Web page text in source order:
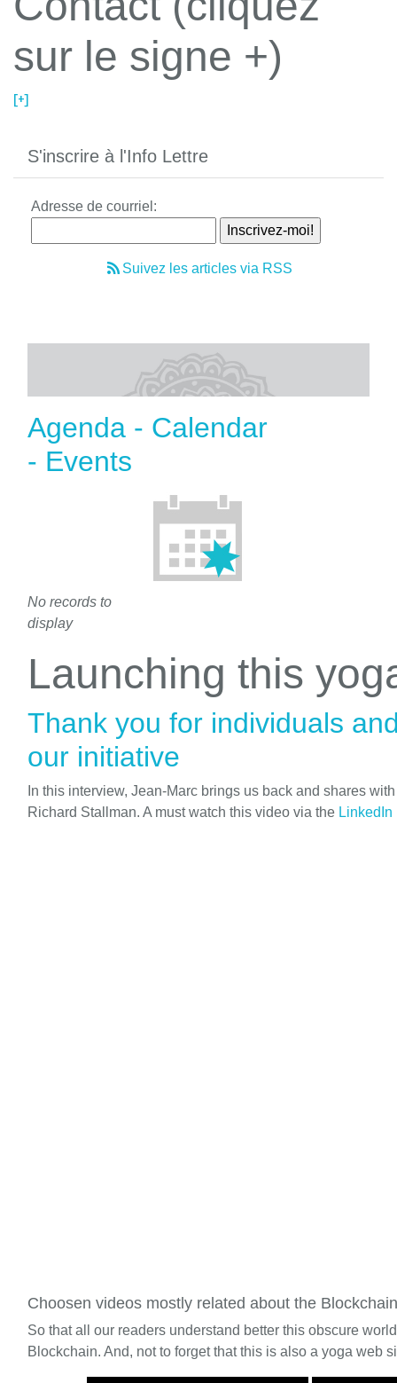
sur le signe +)
[+]
S'inscrire à l'Info Lettre
Adresse de courriel:
Suivez les articles via RSS
Agenda - Calendar
- Events
No records to
display
Launching this
Thank you for individuals
our initiative
In this interview, Jean-Marc brings us back and shares
Richard Stallman. A must watch this video via the LinkedIn
Choosen videos mostly related about the Blockchain
So that all our readers understand better this obscure
Blockchain. And, not to forget that this is also a yoga web